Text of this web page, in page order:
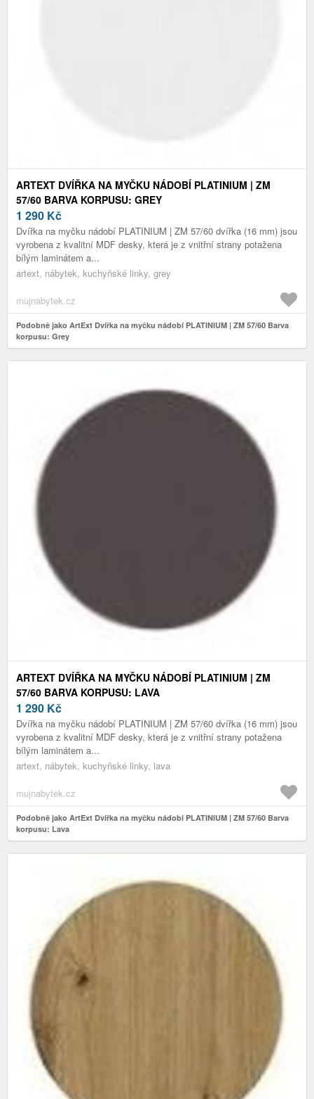
ARTEXT DVÍŘKA NA MYČKU NÁDOBÍ PLATINIUM | ZM
57/60 BARVA KORPUSU: GREY
1 290 Kč
Dvířka na myčku nádobí PLATINIUM | ZM 57/60 dvířka (16 mm) jsou
vyrobena z kvalitní MDF desky, která je z vnitřní strany potažena
bílým laminátem a...
artext, nábytek, kuchyňské linky, grey
mujnabytek.cz
Podobně jako ArtExt Dvířka na myčku nádobí PLATINIUM | ZM 57/60 Barva
korpusu: Grey
ARTEXT DVÍŘKA NA MYČKU NÁDOBÍ PLATINIUM | ZM
57/60 BARVA KORPUSU: LAVA
1 290 Kč
Dvířka na myčku nádobí PLATINIUM | ZM 57/60 dvířka (16 mm) jsou
vyrobena z kvalitní MDF desky, která je z vnitřní strany potažena
bílým laminátem a...
artext, nábytek, kuchyňské linky, lava
mujnabytek.cz
Podobně jako ArtExt Dvířka na myčku nádobí PLATINIUM | ZM 57/60 Barva
korpusu: Lava